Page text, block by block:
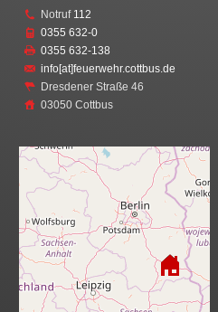
Notruf 112
0355 632-0
0355 632-138
info[at]feuerwehr.cottbus.de
Dresdener Straße 46
03050 Cottbus